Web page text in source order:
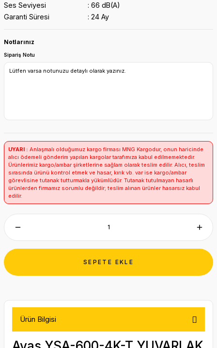
Ses Seviyesi
66 dB(A)
Garanti Süresi
24 Ay
Notlarınız
Sipariş Notu
UYARI : Anlaşmalı olduğumuz kargo firması MNG Kargodur, onun haricinde
alıcı ödemeli gönderim yapılan kargolar tarafımıza kabul edilmemektedir.
Ürünlerimiz kargo/ambar şirketlerine sağlam olarak teslim edilir. Alıcı, teslim
sırasında ürünü kontrol etmek ve hasar, kırık vb. var ise kargo/ambar
görevlisine tutanak tutturmakla yükümlüdür. Tutanak tutulmayan hasarlı
ürünlerden firmamız sorumlu değildir; teslim alınan ürünler hasarsız kabul
edilir.
SEPETE EKLE
Ürün Bilgisi